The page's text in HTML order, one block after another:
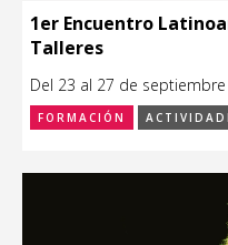
1er Encuentro
Talleres
Del 23 al 27 de
FORMACIÓN